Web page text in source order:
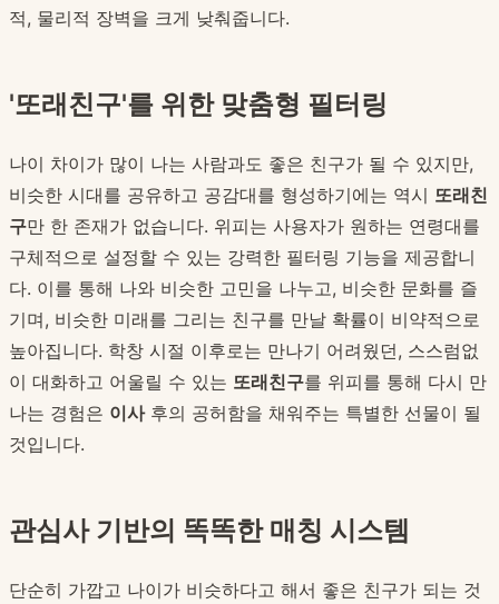
적, 물리적 장벽을 크게 낮춰줍니다.
'또래친구'를 위한 맞춤형 필터링
나이 차이가 많이 나는 사람과도 좋은 친구가 될 수 있지만,
비슷한 시대를 공유하고 공감대를 형성하기에는 역시 또래친
구만 한 존재가 없습니다. 위피는 사용자가 원하는 연령대를
구체적으로 설정할 수 있는 강력한 필터링 기능을 제공합니
다. 이를 통해 나와 비슷한 고민을 나누고, 비슷한 문화를 즐
기며, 비슷한 미래를 그리는 친구를 만날 확률이 비약적으로
높아집니다. 학창 시절 이후로는 만나기 어려웠던, 스스럼없
이 대화하고 어울릴 수 있는 또래친구를 위피를 통해 다시 만
나는 경험은 이사후의 공허함을 채워주는 특별한 선물이 될
것입니다.
관심사 기반의 똑똑한 매칭 시스템
단순히 가깝고 나이가 비슷하다고 해서 좋은 친구가 되는 것